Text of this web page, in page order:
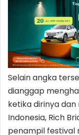
Selain angka
dianggap
ketika dirinya
Indonesia, Rich
penampil festival